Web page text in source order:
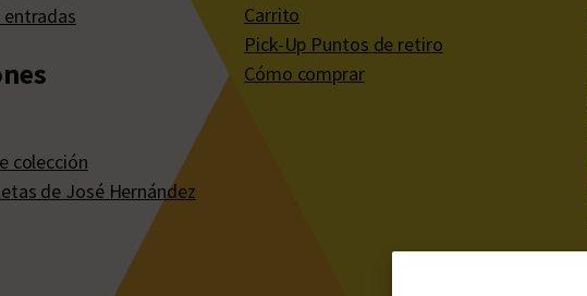
entradas
colección
de José Hernández
Carrito
Pick-Up Puntos de retiro
Cómo comprar